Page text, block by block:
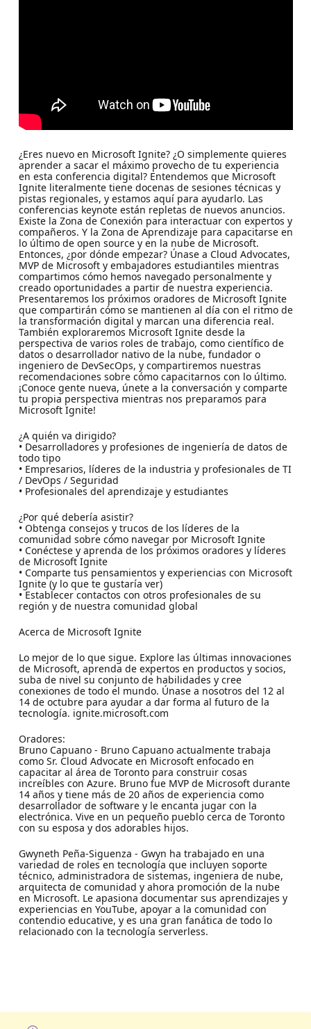
¿Eres nuevo en Microsoft Ignite? ¿O simplemente quieres
aprender a sacar el máximo provecho de tu experiencia
en esta conferencia digital? Entendemos que Microsoft
Ignite literalmente tiene docenas de sesiones técnicas y
pistas regionales, y estamos aquí para ayudarlo. Las
conferencias keynote están repletas de nuevos anuncios.
Existe la Zona de Conexión para interactuar con expertos y
compañeros. Y la Zona de Aprendizaje para capacitarse en
lo último de open source y en la nube de Microsoft.
Entonces, ¿por dónde empezar? Únase a Cloud Advocates,
MVP de Microsoft y embajadores estudiantiles mientras
compartimos cómo hemos navegado personalmente y
creado oportunidades a partir de nuestra experiencia.
Presentaremos los próximos oradores de Microsoft Ignite
que compartirán cómo se mantienen al día con el ritmo de
la transformación digital y marcan una diferencia real.
También exploraremos Microsoft Ignite desde la
perspectiva de varios roles de trabajo, como científico de
datos o desarrollador nativo de la nube, fundador o
ingeniero de DevSecOps, y compartiremos nuestras
recomendaciones sobre cómo capacitarnos con lo último.
¡Conoce gente nueva, únete a la conversación y comparte
tu propia perspectiva mientras nos preparamos para
Microsoft Ignite!
¿A quién va dirigido?
• Desarrolladores y profesiones de ingeniería de datos de
todo tipo
• Empresarios, líderes de la industria y profesionales de TI
/ DevOps / Seguridad
• Profesionales del aprendizaje y estudiantes
¿Por qué debería asistir?
• Obtenga consejos y trucos de los líderes de la
comunidad sobre cómo navegar por Microsoft Ignite
• Conéctese y aprenda de los próximos oradores y líderes
de Microsoft Ignite
• Comparte tus pensamientos y experiencias con Microsoft
Ignite (y lo que te gustaría ver)
• Establecer contactos con otros profesionales de su
región y de nuestra comunidad global
Acerca de Microsoft Ignite
Lo mejor de lo que sigue. Explore las últimas innovaciones
de Microsoft, aprenda de expertos en productos y socios,
suba de nivel su conjunto de habilidades y cree
conexiones de todo el mundo. Únase a nosotros del 12 al
14 de octubre para ayudar a dar forma al futuro de la
tecnología. ignite.microsoft.com
Oradores:
Bruno Capuano - Bruno Capuano actualmente trabaja
como Sr. Cloud Advocate en Microsoft enfocado en
capacitar al área de Toronto para construir cosas
increíbles con Azure. Bruno fue MVP de Microsoft durante
14 años y tiene más de 20 años de experiencia como
desarrollador de software y le encanta jugar con la
electrónica. Vive en un pequeño pueblo cerca de Toronto
con su esposa y dos adorables hijos.
Gwyneth Peña-Siguenza - Gwyn ha trabajado en una
variedad de roles en tecnología que incluyen soporte
técnico, administradora de sistemas, ingeniera de nube,
arquitecta de comunidad y ahora promoción de la nube
en Microsoft. Le apasiona documentar sus aprendizajes y
experiencias en YouTube, apoyar a la comunidad con
contendio educative, y es una gran fanática de todo lo
relacionado con la tecnología serverless.